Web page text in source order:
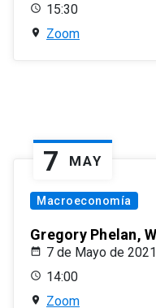
15:30
Zoom
7 MAY
Macroeconomía
Gregory Phelan,
7 de Mayo de 2021
14:00
Zoom